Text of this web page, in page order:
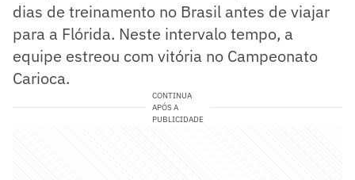
dias de treinamento no Brasil antes de viajar
para a Flórida. Neste intervalo tempo, a
equipe estreou com vitória no Campeonato
Carioca.
CONTINUA
APÓS A
PUBLICIDADE